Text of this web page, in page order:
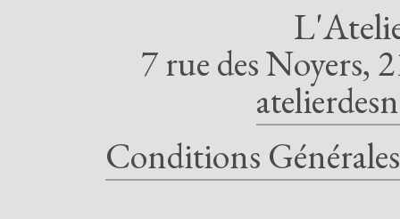
7 rue des Noyers,
Conditions